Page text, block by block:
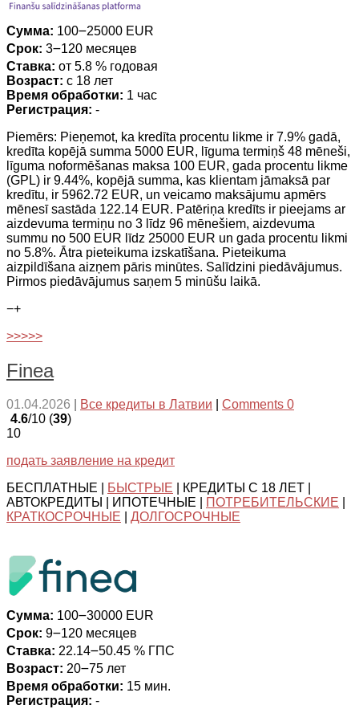
Сумма: 100౼25000 EUR
Срок: 3౼120 месяцев
Ставка: от 5.8 % годовая
Возраст: с 18 лет
Время обработки: 1 час
Регистрация: -
Piemērs: Pieņemot, ka kredīta procentu likme ir 7.9% gadā,
kredīta kopējā summa 5000 EUR, līguma termiņš 48 mēneši,
līguma noformēšanas maksa 100 EUR, gada procentu likme
(GPL) ir 9.44%, kopējā summa, kas klientam jāmaksā par
kredītu, ir 5962.72 EUR, un veicamo maksājumu apmērs
mēnesī sastāda 122.14 EUR. Patēriņa kredīts ir pieejams ar
aizdevuma termiņu no 3 līdz 96 mēnešiem, aizdevuma
summu no 500 EUR līdz 25000 EUR un gada procentu likmi
no 5.8%. Ātra pieteikuma izskatīšana. Pieteikuma
aizpildīšana aizņem pāris minūtes. Salīdzini piedāvājumus.
Pirmos piedāvājumus saņem 5 minūšu laikā.
−+
>>>>>
Finea
01.04.2026 Все кредиты в Латвии
Comments 0
4.6/10 (39)
10
подать заявление на кредит
БЕСПЛАТНЫЕ |
БЫСТРЫЕ | КРЕДИТЫ С 18 ЛЕТ |
АВТОКРЕДИТЫ | ИПОТЕЧНЫЕ |
ПОТРЕБИТЕЛЬСКИЕ
КРАТКОСРОЧНЫЕ
ДОЛГОСРОЧНЫЕ
Сумма: 100౼30000 EUR
Срок: 9౼120 месяцев
Ставка: 22.14౼50.45 % ГПС
Возраст: 20౼75 лет
Время обработки: 15 мин.
Регистрация: -